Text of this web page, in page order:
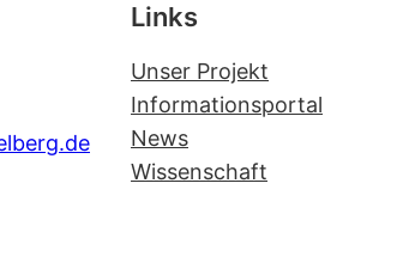
Links
Unser Projekt
Informationsportal
News
Wissenschaft